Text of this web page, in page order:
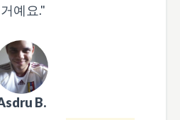
거예요."
B.